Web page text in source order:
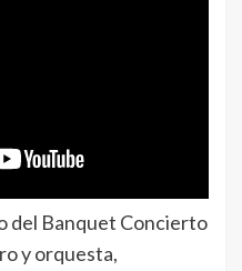
del Banquet Concierto
y orquesta,